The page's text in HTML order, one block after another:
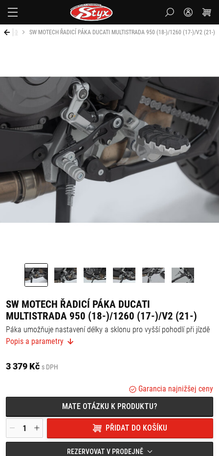
950 SW MOTECH ŘADICÍ PÁKA DUCATI MULTISTRADA 950 (18-)/1260 (17-)/V2 (21-)
SW MOTECH ŘADICÍ PÁKA DUCATI
MULTISTRADA 950 (18-)/1260 (17-)/V2 (21-)
Páka umožňuje nastavení délky a sklonu pro vyšší pohodlí při jízdě
na motorce.
Vysoká odolnost vůči poškrábání.
Barva: černá / stříbrná
montážní materiál,
montážní návod.
Řadicí páka se sklopí při pádu motorky, pouze pokud je
namontována ve standardní poloze.
Popis a parametry
3 379 Kč s DPH
Garancia najnižšej ceny
MATE OTÁZKU K PRODUKTU?
PŘIDAT DO KOŠÍKU
REZERVOVAT V PRODEJNĚ